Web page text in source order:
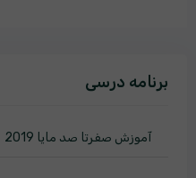
برنامه درسی
آموزش صفرتا صد مایا 2019